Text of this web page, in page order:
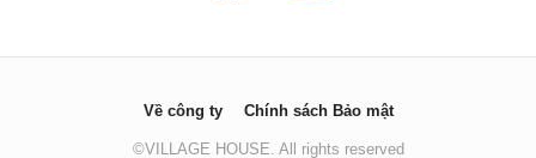
Về công ty Chính sách Bảo mật
©VILLAGE HOUSE. All rights reserved